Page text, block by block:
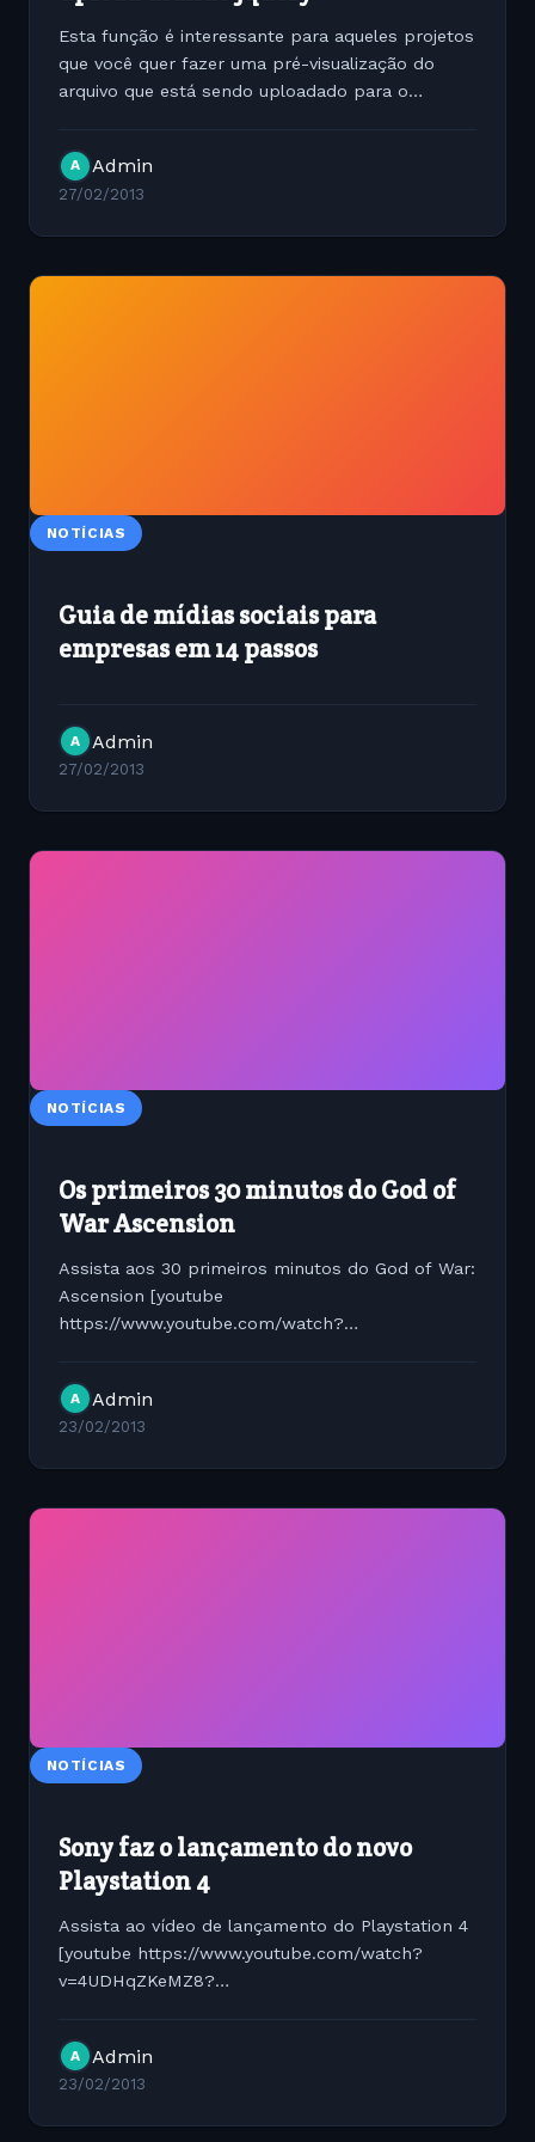
Esta função é interessante para aqueles projetos
que você quer fazer uma pré-visualização do
arquivo que está sendo uploadado para o
A Admin
27/02/2013
NOTÍCIAS
Guia de mídias sociais para
empresas em 14 passos
A Admin
27/02/2013
NOTÍCIAS
Os primeiros 30 minutos do God of
War Ascension
Assista aos 30 primeiros minutos do God of War:
Ascension [youtube
https://www.youtube.com/watch?
A Admin
23/02/2013
NOTÍCIAS
Sony faz o lançamento do novo
Playstation 4
Assista ao vídeo de lançamento do Playstation 4
[youtube https://www.youtube.com/watch?
v=4UDHqZKeMZ8?
A Admin
23/02/2013